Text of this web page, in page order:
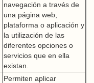
navegación a través de
una página web,
plataforma o aplicación y
la utilización de las
diferentes opciones o
servicios que en ella
existan.
Permiten aplicar